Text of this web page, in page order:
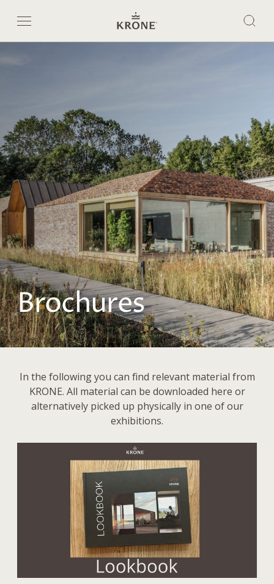
Brochures
In the following you can find relevant material from
KRONE. All material can be downloaded here or
alternatively picked up physically in one of our
exhibitions.